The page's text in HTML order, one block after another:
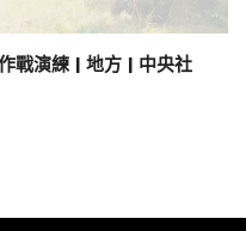
戰演練 | 地方 | 中央社